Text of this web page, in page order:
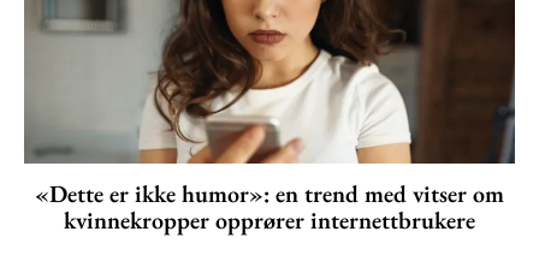
«Dette er ikke humor»: en trend med vitser om
kvinnekropper opprører internettbrukere